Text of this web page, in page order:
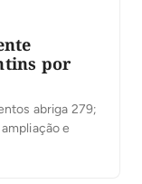
por
abriga 279;
e